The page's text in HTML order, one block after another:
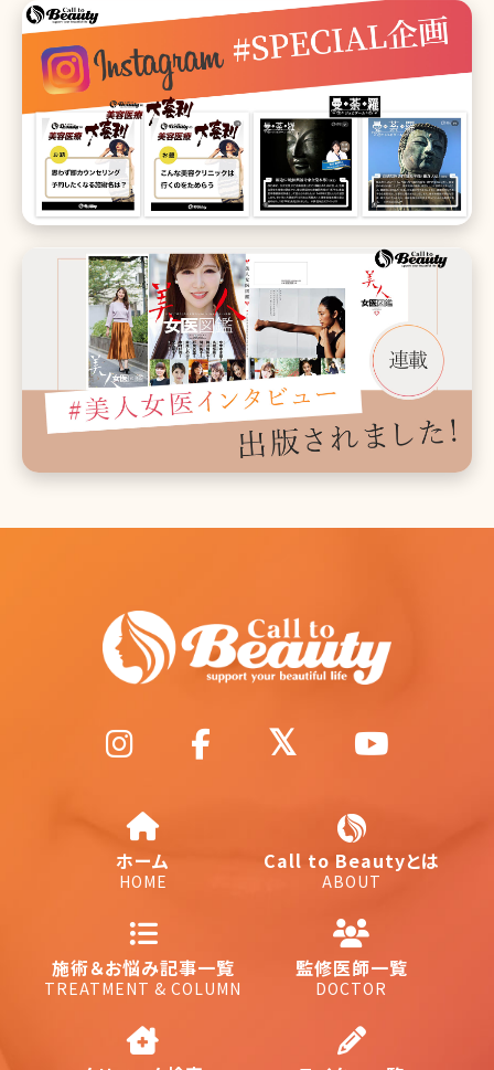
ホーム
HOME
Call to Beautyとは
ABOUT
施術＆お悩み記事一覧
TREATMENT & COLUMN
監修医師一覧
DOCTOR